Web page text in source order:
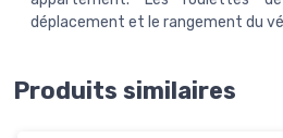
déplacement et le rangement du
Produits similaires